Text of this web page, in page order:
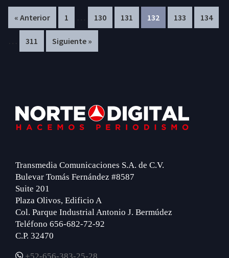
« Anterior Page
1
Interim
pages
omitted
… Page
130 Page
131 Page
132 Page
133 Page
134
… Page
311 Siguiente »
Footer
Transmedia Comunicaciones S.A. de C.V.
Bulevar Tomás Fernández #8587
Suite 201
Plaza Olivos, Edificio A
Col. Parque Industrial Antonio J. Bermúdez
Teléfono 656-682-72-92
C.P. 32470